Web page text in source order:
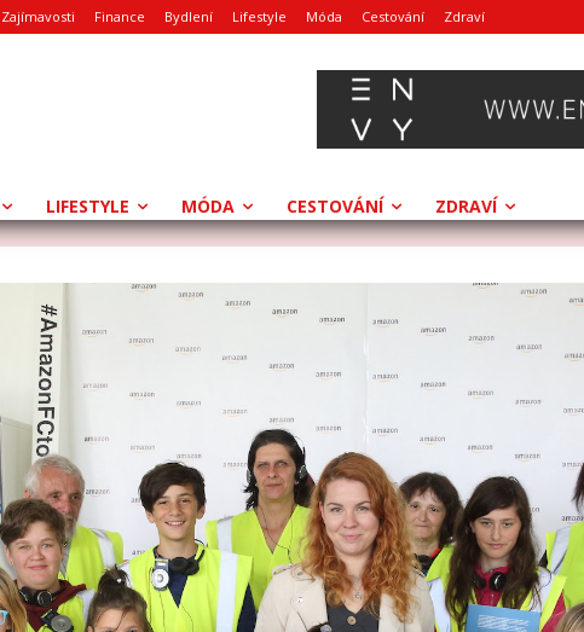
Zajímavosti Finance Bydlení Lifestyle Móda Cestování Zdraví
LIFESTYLE MÓDA CESTOVÁNÍ ZDRAVÍ